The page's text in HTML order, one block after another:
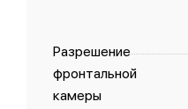
Разрешение
фронтальной
камеры